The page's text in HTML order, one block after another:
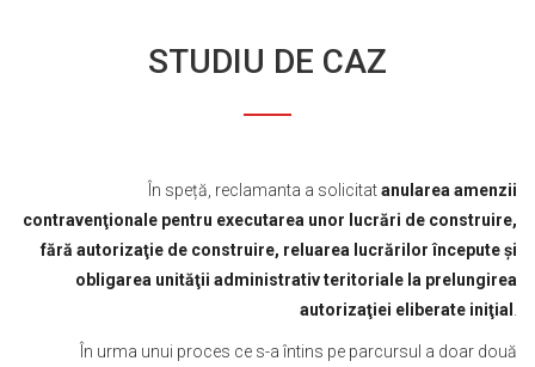
STUDIU DE CAZ
În speță, reclamanta a solicitatanularea amenzii
contravenţionale pentru executarea unor lucrări de construire,
fără autorizaţie de construire, reluarea lucrărilor începute şi
obligarea unităţii administrativ teritoriale la prelungirea
autorizaţiei eliberate iniţial .
În urma unui proces ce s-a întins pe parcursul a doar două